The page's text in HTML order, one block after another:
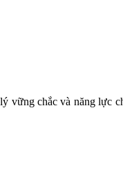
vững chắc và năng lực